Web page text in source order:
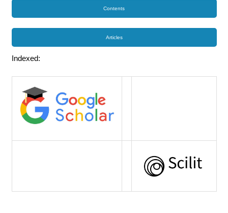
Contents
Articles
Indexed: